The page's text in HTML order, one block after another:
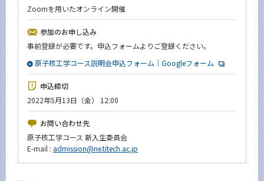
Zoomを用いたオンライン開催
参加のお申し込み
事前登録が必要です。申込フォームよりご登録ください。
原子核工学コース説明会申込フォーム｜Googleフォーム
申込締切
2022年5月13日（金） 12:00
お問い合わせ先
原子核工学コース 新入生委員会
E-mail : admission@ne.titech.ac.jp
年別アーカイブ
サイト構成
CLOSE